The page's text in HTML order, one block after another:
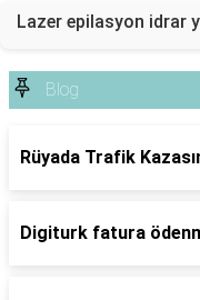
Lazer epilasyon idrar
Blog
Rüyada Trafik
Digiturk fatura